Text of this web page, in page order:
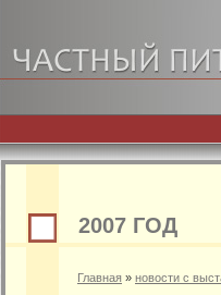
2007 ГОД
Главная » новости с